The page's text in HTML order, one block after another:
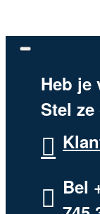
Heb je
Stel
Bel